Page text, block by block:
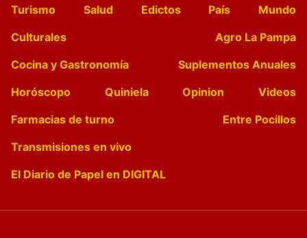
Turismo
Salud Edictos País
Mundo
Culturales
Agro La Pampa
Cocina y Gastronomía
Suplementos Anuales
Horóscopo
Quiniela Opinion
Videos
Farmacias de turno
Entre Pocillos
Transmisiones en vivo
El Diario de Papel en DIGITAL